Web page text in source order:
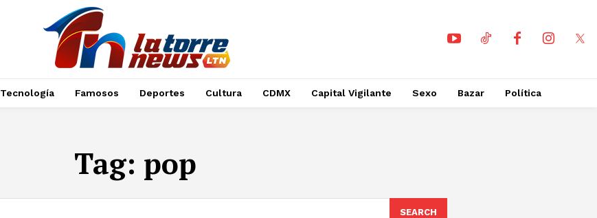
Tecnología Famosos Deportes Cultura CDMX Capital Vigilante Sexo Bazar Política
Tag: pop
SEARCH